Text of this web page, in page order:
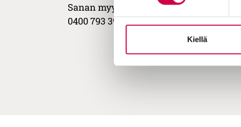
Kiellä
Sanan myynti ja markkinointivastaava
0400 793 399,markkinointi@sana.fi